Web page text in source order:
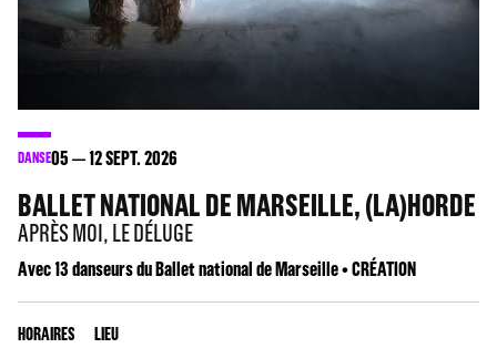
DANSE05 12SEPT. 2026
BALLET NATIONAL DE MARSEILLE, (LA)HORDE
APRÈS MOI, LE DÉLUGE
Avec 13 danseurs du Ballet national de Marseille • CRÉATION
HORAIRES LIEU